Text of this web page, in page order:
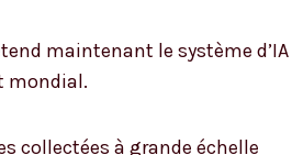
maintenant le système d’IA
mondial.
collectées à grande échelle